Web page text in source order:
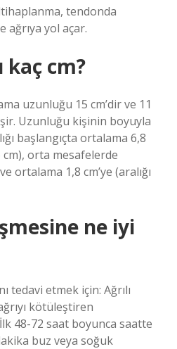
tendonda
ağrıya yol açar.
cm?
uzunluğu 15 cm’dir ve 11
Uzunluğu kişinin boyuyla
başlangıçta ortalama 6,8
cm), orta mesafelerde
ortalama 1,8 cm’ye (aralığı
ne iyi
tedavi etmek için: Ağrılı
kötüleştiren
48-72 saat boyunca saatte
buz veya soğuk